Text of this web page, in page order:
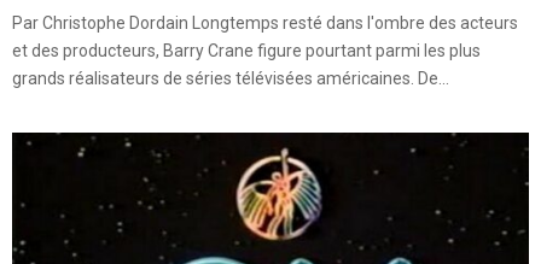
Par Christophe Dordain Longtemps resté dans l'ombre des acteurs
et des producteurs, Barry Crane figure pourtant parmi les plus
grands réalisateurs de séries télévisées américaines. De...